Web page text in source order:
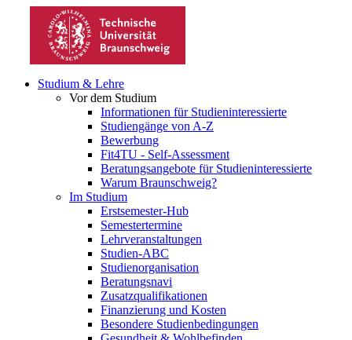
Studium & Lehre
Vor dem Studium
Informationen für Studieninteressierte
Studiengänge von A-Z
Bewerbung
Fit4TU - Self-Assessment
Beratungsangebote für Studieninteressierte
Warum Braunschweig?
Im Studium
Erstsemester-Hub
Semestertermine
Lehrveranstaltungen
Studien-ABC
Studienorganisation
Beratungsnavi
Zusatzqualifikationen
Finanzierung und Kosten
Besondere Studienbedingungen